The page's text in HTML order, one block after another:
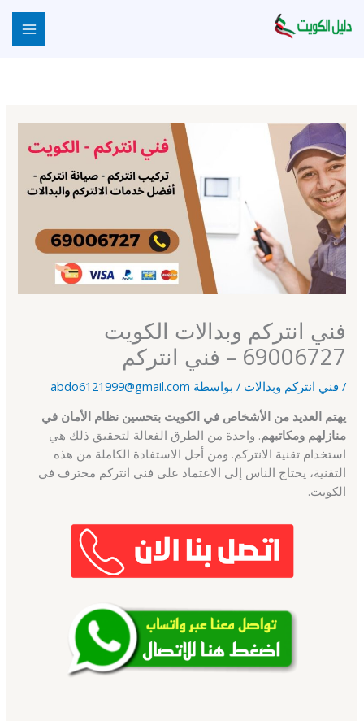
إلى
فني انتركم وبدالات الكويت
69006727 – فني انتركم
/ فني انتركم وبدالات / بواسطة abdo6121999@gmail.com
يهتم العديد من الأشخاص في الكويت بتحسين نظام الأمان في
منازلهم ومكاتبهم. واحدة من الطرق الفعالة لتحقيق ذلك هي
استخدام تقنية الانتركم. ومن أجل الاستفادة الكاملة من هذه
التقنية، يحتاج الناس إلى الاعتماد على فني انتركم محترف في
الكويت.